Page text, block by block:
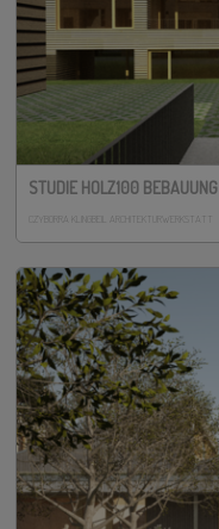
STUDIE HOLZ100 BEBAUUNG
CZYBORRA KLINGBEIL ARCHITEKTURWERKSTATT